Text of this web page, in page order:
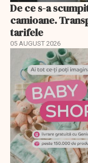
De ce s-a
camioane.
tarifele
05 AUGUST 2026